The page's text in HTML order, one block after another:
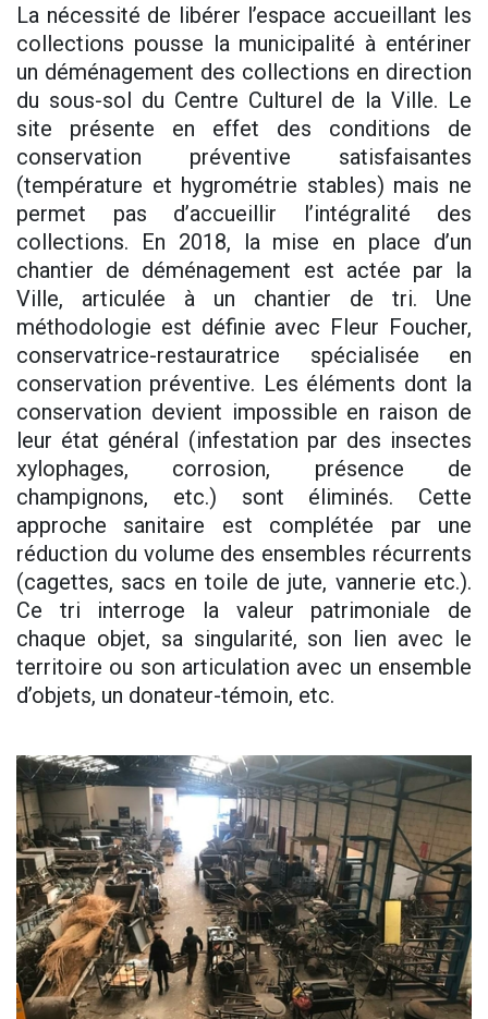
La nécessité de libérer l’espace accueillant les
collections pousse la municipalité à entériner
un déménagement des collections en direction
du sous-sol du Centre Culturel de la Ville. Le
site présente en effet des conditions de
conservation préventive satisfaisantes
(température et hygrométrie stables) mais ne
permet pas d’accueillir l’intégralité des
collections. En 2018, la mise en place d’un
chantier de déménagement est actée par la
Ville, articulée à un chantier de tri. Une
méthodologie est définie avec Fleur Foucher,
conservatrice-restauratrice spécialisée en
conservation préventive. Les éléments dont la
conservation devient impossible en raison de
leur état général (infestation par des insectes
xylophages, corrosion, présence de
champignons, etc.) sont éliminés. Cette
approche sanitaire est complétée par une
réduction du volume des ensembles récurrents
(cagettes, sacs en toile de jute, vannerie etc.).
Ce tri interroge la valeur patrimoniale de
chaque objet, sa singularité, son lien avec le
territoire ou son articulation avec un ensemble
d’objets, un donateur-témoin, etc.